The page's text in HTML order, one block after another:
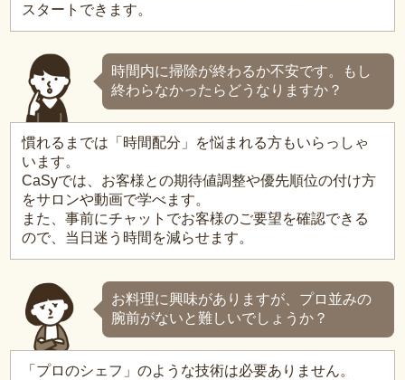
スタートできます。
時間内に掃除が終わるか不安です。もし
終わらなかったらどうなりますか？
慣れるまでは「時間配分」を悩まれる方もいらっしゃ
います。
CaSyでは、お客様との期待値調整や優先順位の付け方
をサロンや動画で学べます。
また、事前にチャットでお客様のご要望を確認できる
ので、当日迷う時間を減らせます。
お料理に興味がありますが、プロ並みの
腕前がないと難しいでしょうか？
「プロのシェフ」のような技術は必要ありません。